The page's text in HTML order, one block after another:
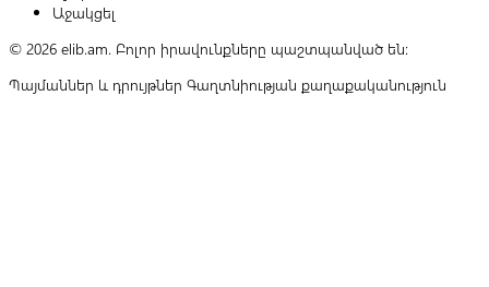
Աջակցել
© 2026 elib.am. Բոլոր իրավունքները պաշտպանված են:
Պայմաններ և դրույթներ Գաղտնիության քաղաքականություն